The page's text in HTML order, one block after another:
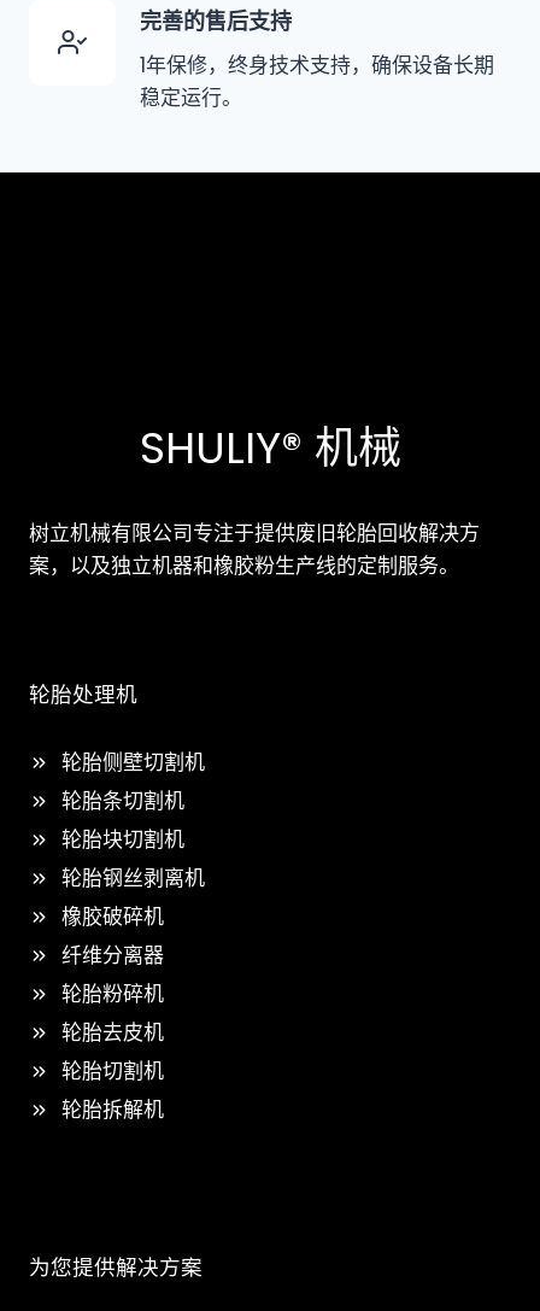
完善的售后支持
1年保修，终身技术支持，确保设备长期
稳定运行。
SHULIY® 机械
树立机械有限公司专注于提供废旧轮胎回收解决方
案，以及独立机器和橡胶粉生产线的定制服务。
轮胎处理机
轮胎侧壁切割机
轮胎条切割机
轮胎块切割机
轮胎钢丝剥离机
橡胶破碎机
纤维分离器
轮胎粉碎机
轮胎去皮机
轮胎切割机
轮胎拆解机
为您提供解决方案